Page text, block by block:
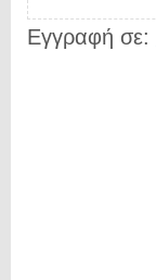
Εγγραφή σε: